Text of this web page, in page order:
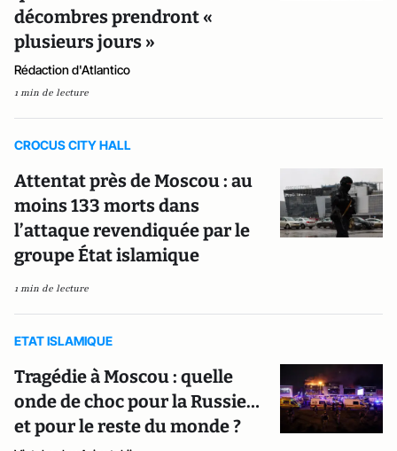
décombres prendront «
plusieurs jours »
Rédaction d'Atlantico
1 min de lecture
CROCUS CITY HALL
Attentat près de Moscou : au
moins 133 morts dans
l’attaque revendiquée par le
groupe État islamique
1 min de lecture
ETAT ISLAMIQUE
Tragédie à Moscou : quelle
onde de choc pour la Russie…
et pour le reste du monde ?